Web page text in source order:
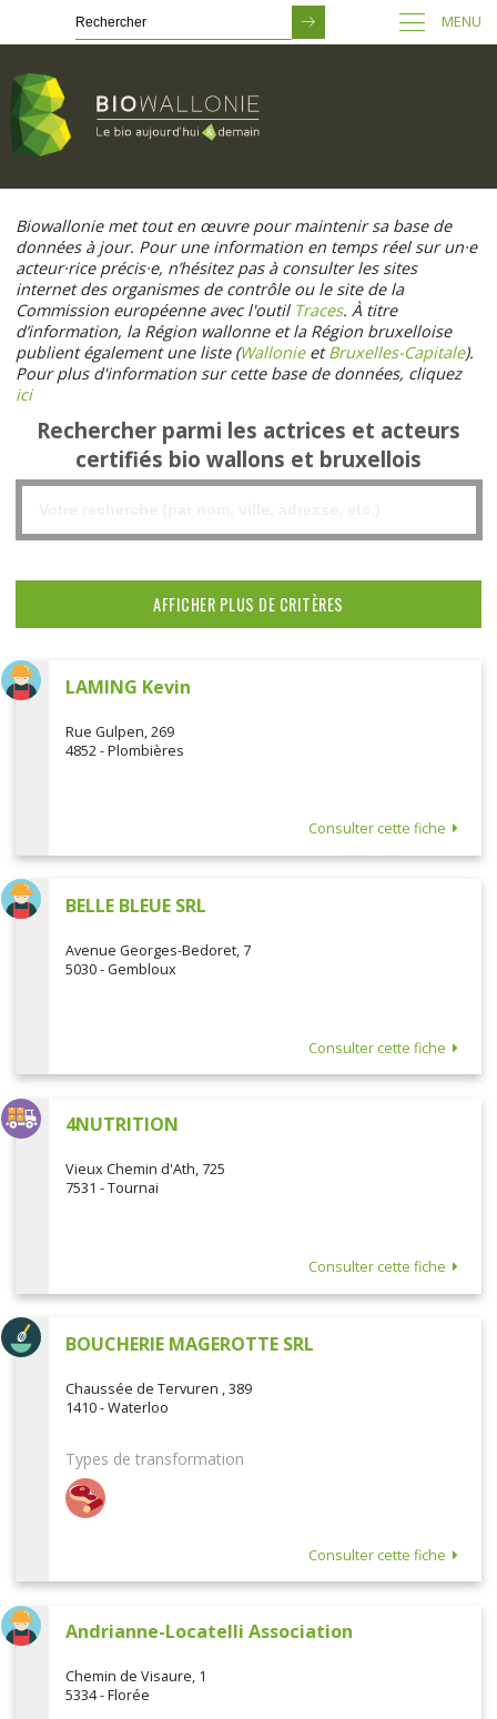
contenu
principal
MENU
Biowallonie met tout en œuvre pour maintenir sa base de
données à jour. Pour une information en temps réel sur un·e
acteur·rice précis·e, n’hésitez pas à consulter les sites
internet des organismes de contrôle ou le site de la
Commission européenne avec l'outil Traces. À titre
d’information, la Région wallonne et la Région bruxelloise
publient également une liste (WallonieetBruxelles-Capitale).
Pour plus d'information sur cette base de données, cliquez
ici
Rechercher parmi les actrices et acteurs
certifiés bio wallons et bruxellois
LAMING Kevin
Rue Gulpen, 269
4852 - Plombières
Consulter cette fiche
BELLE BLEUE SRL
Avenue Georges-Bedoret, 7
5030 - Gembloux
Consulter cette fiche
4NUTRITION
Vieux Chemin d'Ath, 725
7531 - Tournai
Consulter cette fiche
BOUCHERIE MAGEROTTE SRL
Chaussée de Tervuren , 389
1410 - Waterloo
Types de transformation
Consulter cette fiche
Andrianne-Locatelli Association
Chemin de Visaure, 1
5334 - Florée
AFFICHER PLUS DE CRITÈRES